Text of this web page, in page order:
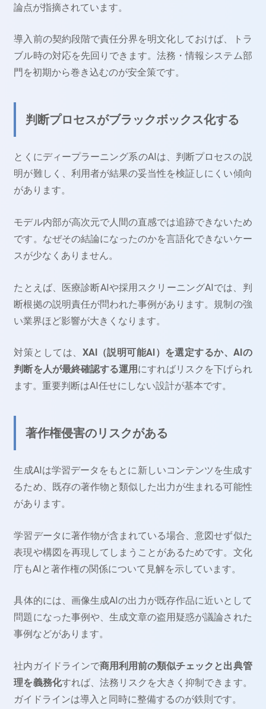
論点が指摘されています。
導入前の契約段階で責任分界を明文化しておけば、トラ
ブル時の対応を先回りできます。法務・情報システム部
門を初期から巻き込むのが安全策です。
判断プロセスがブラックボックス化する
とくにディープラーニング系のAIは、判断プロセスの説
明が難しく、利用者が結果の妥当性を検証しにくい傾向
があります。
モデル内部が高次元で人間の直感では追跡できないため
です。なぜその結論になったのかを言語化できないケー
スが少なくありません。
たとえば、医療診断AIや採用スクリーニングAIでは、判
断根拠の説明責任が問われた事例があります。規制の強
い業界ほど影響が大きくなります。
対策としては、 XAI（説明可能AI）を選定するか、AIの
判断を人が最終確認する運用 にすればリスクを下げられ
ます。重要判断はAI任せにしない設計が基本です。
著作権侵害のリスクがある
生成AIは学習データをもとに新しいコンテンツを生成す
るため、既存の著作物と類似した出力が生まれる可能性
があります。
学習データに著作物が含まれている場合、意図せず似た
表現や構図を再現してしまうことがあるためです。文化
庁もAIと著作権の関係について見解を示しています。
具体的には、画像生成AIの出力が既存作品に近いとして
問題になった事例や、生成文章の盗用疑惑が議論された
事例などがあります。
社内ガイドラインで商用利用前の類似チェックと出典管
理を義務化すれば、法務リスクを大きく抑制できます。
ガイドラインは導入と同時に整備するのが鉄則です。